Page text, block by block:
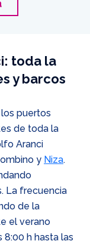
toda la
y barcos
puertos
de toda la
Aranci
y Niza.
La frecuencia
de la
el verano
h hasta las